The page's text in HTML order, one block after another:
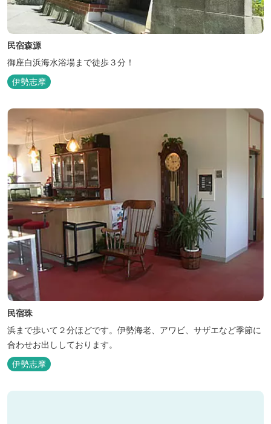
民宿森源
御座白浜海水浴場まで徒歩３分！
伊勢志摩
民宿珠
浜まで歩いて２分ほどです。伊勢海老、アワビ、サザエなど季節に
合わせお出ししております。
伊勢志摩